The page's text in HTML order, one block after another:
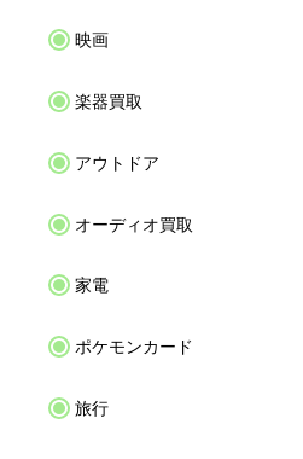
映画
楽器買取
アウトドア
オーディオ買取
家電
ポケモンカード
旅行